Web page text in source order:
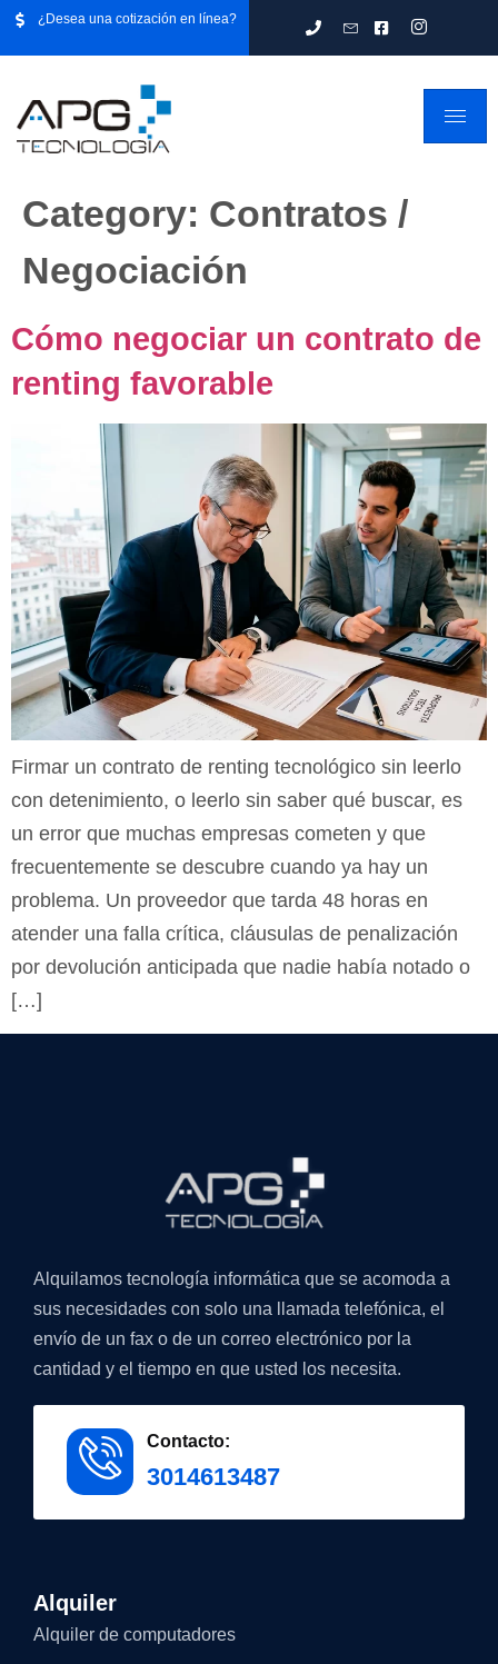
¿Desea una cotización en línea?
Category: Contratos /
Negociación
Cómo negociar un contrato de
renting favorable
Firmar un contrato de renting tecnológico sin leerlo
con detenimiento, o leerlo sin saber qué buscar, es
un error que muchas empresas cometen y que
frecuentemente se descubre cuando ya hay un
problema. Un proveedor que tarda 48 horas en
atender una falla crítica, cláusulas de penalización
por devolución anticipada que nadie había notado o
[…]
Alquilamos tecnología informática que se acomoda a
sus necesidades con solo una llamada telefónica, el
envío de un fax o de un correo electrónico por la
cantidad y el tiempo en que usted los necesita.
Contacto:
3014613487
Alquiler
Alquiler de computadores